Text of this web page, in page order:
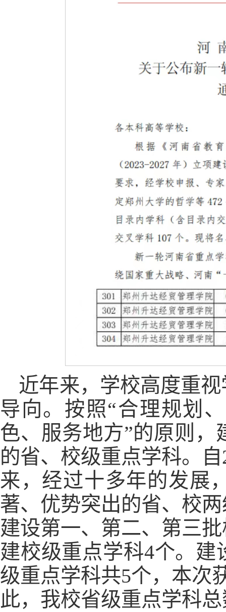
近年来，学校高度重
导向。按照“合理规划
色、服务地方”的原则
的省、校级重点学科。
来，经过十多年的发展
著、优势突出的省、校
建设第一、第二、第三
建校级重点学科4个。
级重点学科共5个，本次
此，我校省级重点学科